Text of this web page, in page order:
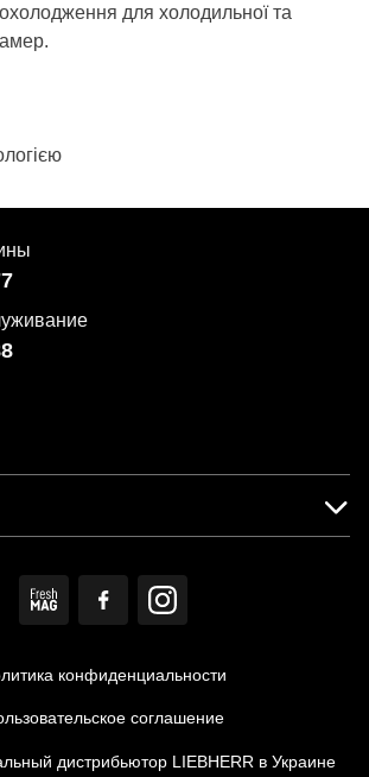
охолодження для холодильної та
дистрибьютор LIEBHERR в Украине
конфиденциальности
соглашение